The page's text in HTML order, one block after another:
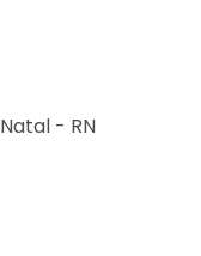
Natal - RN